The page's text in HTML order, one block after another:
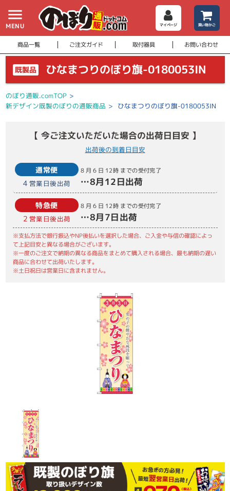
menu
MENU マイページ 買い物かご
商品一覧 ご注文ガイド 取付器具 お問い合わせ
既製品 ひなまつりのぼり旗-0180053IN
のぼり通販.comTOP >
新デザイン既製のぼりの通販商品 > ひなまつりのぼり旗-0180053IN
【 今ご注文いただいた場合の出荷日目安 】
出荷後の到着日目安
通常便
4 営業日後出荷
8月6日 12時 までの受付完了
…8月12日出荷
特急便
2 営業日後出荷
8月6日 12時 までの受付完了
…8月7日出荷
※支払方法で銀行振込やNP後払いを選択した場合、ご入金や与信の確認によっ
て上記目安と異なる場合がございます。
※一度のご注文で納期の異なる商品をまとめて購入される場合、最も納期の遅い
商品に合わせて出荷いたします。
※土日祝日は営業日に含まれません。